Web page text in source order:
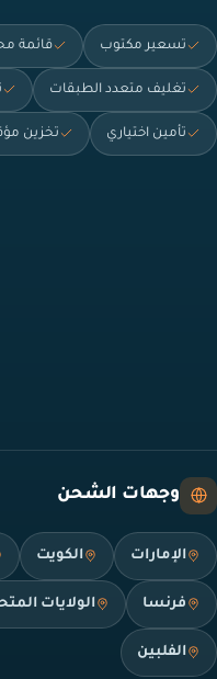
تسعير مكتوب قائمة
تغليف متعدد الطبقات
تأمين اختياري تخزين
وجهات الشحن
الإمارات الكويت
فرنسا الولايات
الفلبين